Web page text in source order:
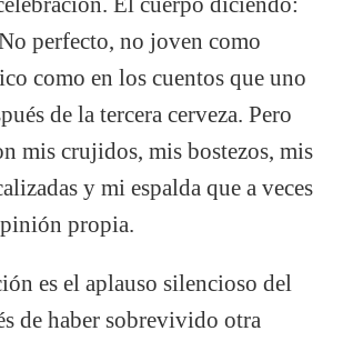
perfecto, no joven como
como en los cuentos que uno
de la tercera cerveza. Pero
mis crujidos, mis bostezos, mis
y mi espalda que a veces
propia.
es el aplauso silencioso del
de haber sobrevivido otra